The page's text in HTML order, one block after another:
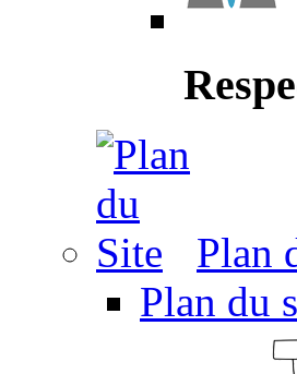
Plan
Plan du